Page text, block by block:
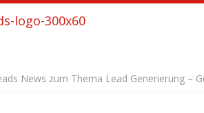
News zum Thema Lead Generierung –